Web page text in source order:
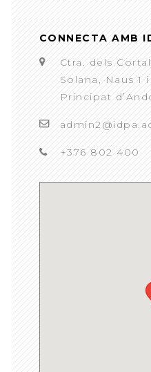
CONNECTA AMB
Ctra. dels
Solana, Naus 1
Principat
+376 802 400